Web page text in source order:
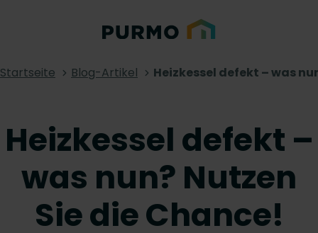
Startseite Blog-Artikel Heizkessel defekt – was
Heizkessel defekt –
was nun? Nutzen
Sie die Chance!